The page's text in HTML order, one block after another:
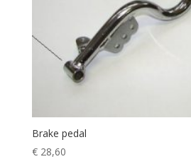
Brake pedal
€28,60